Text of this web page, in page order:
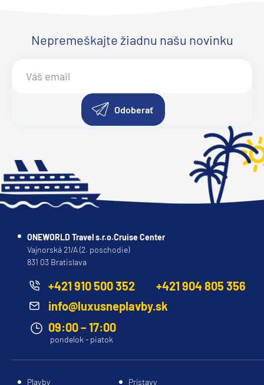
Nepremeškajte žiadnu našu novinku
Odoberať
ONEWORLD Travel s.r.o.Cruise Center
Vajnorská 21/A (2. poschodie)
831 03 Bratislava
+421 910 500 352
+421 904 805 356
info@luxusneplavby.sk
09:00 – 17:00
pondelok - piatok
Plavby Prístavy